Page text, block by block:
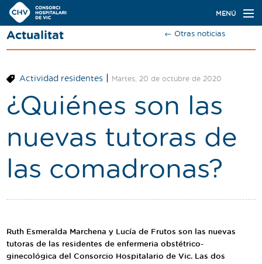
Navegación
principal
MENÚ
Actualidad
Oferta de plazas
Ser residente
Contacto
Buscador
Català
Actualitat ← Otras noticias
Actividad residentes| Martes, 20 de octubre de 2020
¿Quiénes son las
nuevas tutoras de
las comadronas?
Ruth Esmeralda Marchena y Lucía de Frutos son las nuevas
tutoras de las residentes de enfermeria obstétrico-
ginecológica del Consorcio Hospitalario de Vic. Las dos